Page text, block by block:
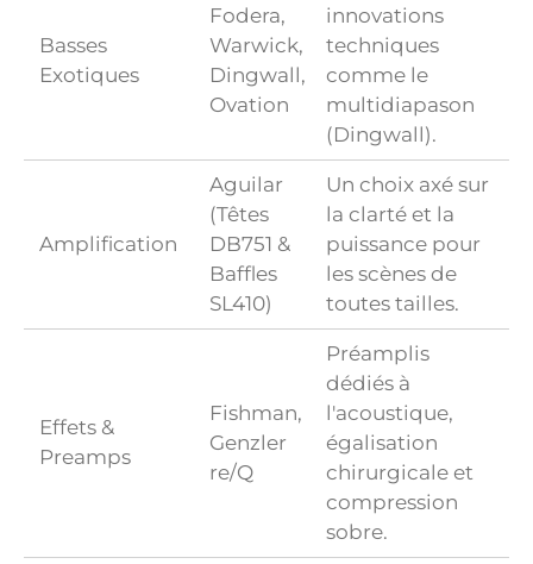
Basses
Exotiques
Fodera,
Warwick,
Dingwall,
Ovation
innovations
techniques
comme le
multidiapason
(Dingwall).
Amplification
Aguilar
(Têtes
DB751 &
Baffles
SL410)
Un choix axé sur
la clarté et la
puissance pour
les scènes de
toutes tailles.
Effets &
Preamps
Fishman,
Genzler
re/Q
Préamplis
dédiés à
l'acoustique,
égalisation
chirurgicale et
compression
sobre.